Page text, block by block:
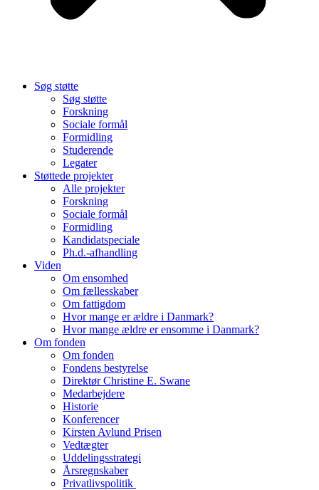
Søg støtte
Søg støtte
Forskning
Sociale formål
Formidling
Studerende
Legater
Støttede projekter
Alle projekter
Forskning
Sociale formål
Formidling
Kandidatspeciale
Ph.d.-afhandling
Viden
Om ensomhed
Om fællesskaber
Om fattigdom
Hvor mange er ældre i Danmark?
Hvor mange ældre er ensomme i Danmark?
Om fonden
Om fonden
Fondens bestyrelse
Direktør Christine E. Swane
Medarbejdere
Historie
Konferencer
Kirsten Avlund Prisen
Vedtægter
Uddelingsstrategi
Årsregnskaber
Privatlivspolitik